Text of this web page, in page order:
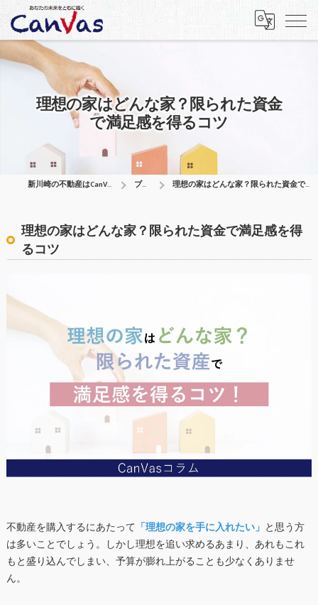
理想の家はどんな家？限られた資金
で満足感を得るコツ
新川崎の不動産はCanVas合同会社 ブログ 理想の家はどんな家？限られた資金で満足感を得るコツ
理想の家はどんな家？限られた資金で満足感を得
るコツ
不動産を購入するにあたって 「理想の家を手に入れたい」 と思う方
は多いことでしょう。しかし理想を追い求めるあまり、あれもこれ
もと盛り込んでしまい、予算が膨れ上がることも少なくありませ
ん。